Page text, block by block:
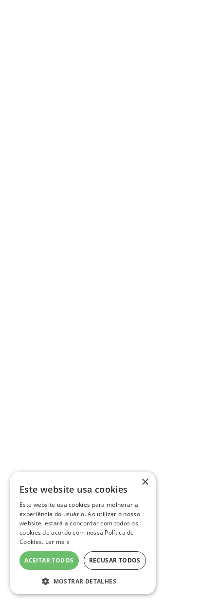
×
Este website usa cookies
Este website usa cookies para melhorar a
experiência do usuário. Ao utilizar o nosso
website, estará a concordar com todos os
cookies de acordo com nossa Política de
Cookies. Ler mais
ACEITAR TODOS RECUSAR TODOS
MOSTRAR DETALHES